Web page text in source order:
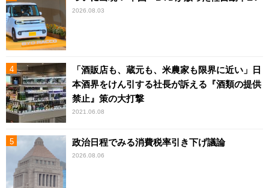
2026.08.03
「酒販店も、蔵元も、米農家も限界に近い」日
本酒界をけん引する社長が訴える『酒類の提供
禁止』策の大打撃
2021.06.08
政治日程でみる消費税率引き下げ議論
2026.08.06